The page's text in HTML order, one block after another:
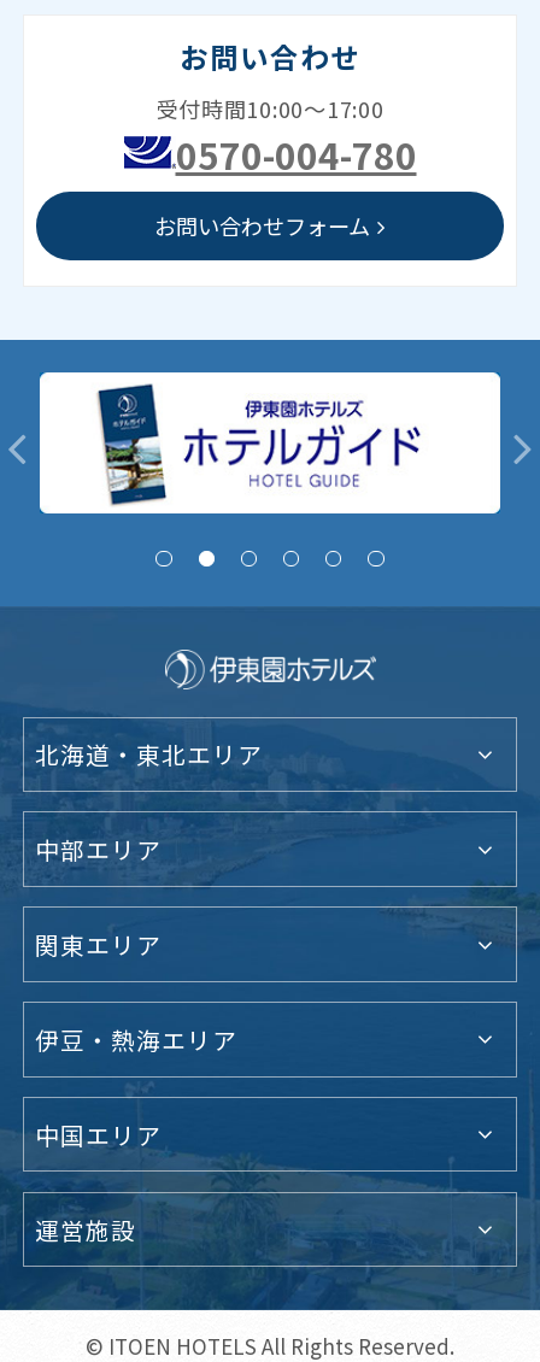
お問い合わせ
受付時間10:00～17:00
0570-004-780
お問い合わせフォーム
北海道・東北エリア
中部エリア
関東エリア
伊豆・熱海エリア
中国エリア
運営施設
© ITOEN HOTELS All Rights Reserved.